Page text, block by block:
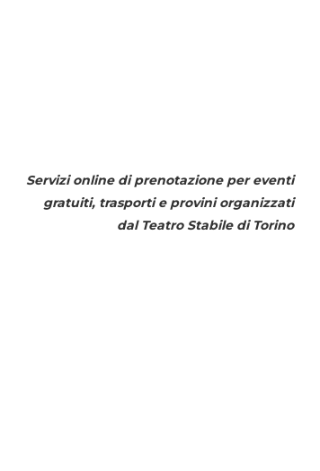
Servizi online di prenotazione per eventi
gratuiti, trasporti e provini organizzati
dal Teatro Stabile di Torino